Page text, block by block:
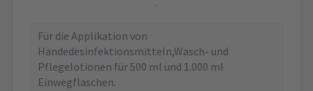
Für die Applikation von
Händedesinfektionsmitteln,Wasch- und
Pflegelotionen für 500 ml und 1.000 ml
Einwegflaschen.